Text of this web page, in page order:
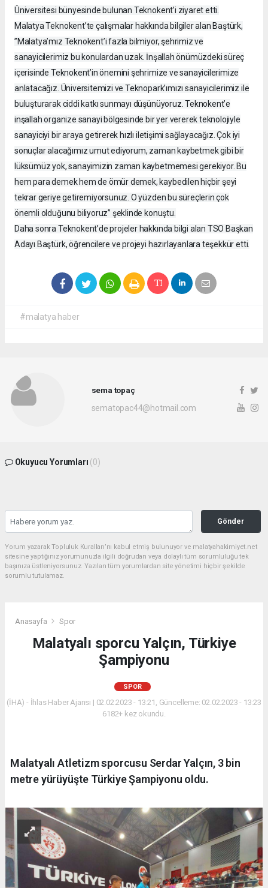
Üniversitesi bünyesinde bulunan Teknokent’i ziyaret etti.
Malatya Teknokent’te çalışmalar hakkında bilgiler alan Baştürk,
”Malatya’mız Teknokent’i fazla bilmiyor, şehrimiz ve
sanayicilerimiz bu konulardan uzak. İnşallah önümüzdeki süreç
içerisinde Teknokent’in önemini şehrimize ve sanayicilerimize
anlatacağız. Üniversitemizi ve Teknopark’ımızı sanayicilerimiz ile
buluşturarak ciddi katkı sunmayı düşünüyoruz. Teknokent’e
inşallah organize sanayi bölgesinde bir yer vererek teknolojiyle
sanayiciyi bir araya getirerek hızlı iletişimi sağlayacağız. Çok iyi
sonuçlar alacağımız umut ediyorum, zaman kaybetmek gibi bir
lüksümüz yok, sanayimizin zaman kaybetmemesi gerekiyor. Bu
hem para demek hem de ömür demek, kaybedilen hiçbir şeyi
tekrar geriye getiremiyorsunuz. O yüzden bu süreçlerin çok
önemli olduğunu biliyoruz” şeklinde konuştu.
Daha sonra Teknokent’de projeler hakkında bilgi alan TSO Başkan
Adayı Baştürk, öğrencilere ve projeyi hazırlayanlara teşekkür etti.
#malatya haber
sema topaç
sematopac44@hotmail.com
Okuyucu Yorumları (0)
Gönder
Yorum yazarak Topluluk Kuralları’nı kabul etmiş bulunuyor ve malatyahakimiyet.net
sitesine yaptığınız yorumunuzla ilgili doğrudan veya dolaylı tüm sorumluluğu tek
başınıza üstleniyorsunuz. Yazılan tüm yorumlardan site yönetimi hiçbir şekilde
sorumlu tutulamaz.
Anasayfa Spor
Malatyalı sporcu Yalçın, Türkiye
Şampiyonu
SPOR
(İHA) - İhlas Haber Ajansı | 02.02.2023 - 13:21, Güncelleme: 02.02.2023 - 13:23
6182+ kez okundu.
Malatyalı Atletizm sporcusu Serdar Yalçın, 3 bin
metre yürüyüşte Türkiye Şampiyonu oldu.